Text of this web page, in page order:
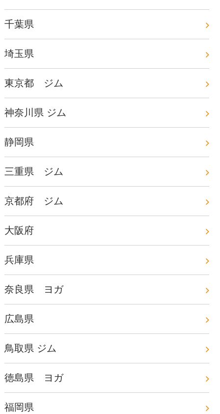
千葉県
埼玉県
東京都 ジム
神奈川県 ジム
静岡県
三重県 ジム
京都府 ジム
大阪府
兵庫県
奈良県 ヨガ
広島県
鳥取県 ジム
徳島県 ヨガ
福岡県